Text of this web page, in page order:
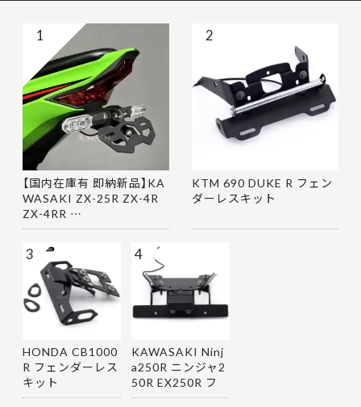
【国内在庫有 即納新品】KA
WASAKI ZX-25R ZX-4R
ZX-4RR …
1
KTM 690 DUKE R フェン
ダーレスキット
2
HONDA CB1000
R フェンダーレス
キット
3
KAWASAKI Ninj
a250R ニンジャ2
50R EX250R フ
ェンダーレス…
4